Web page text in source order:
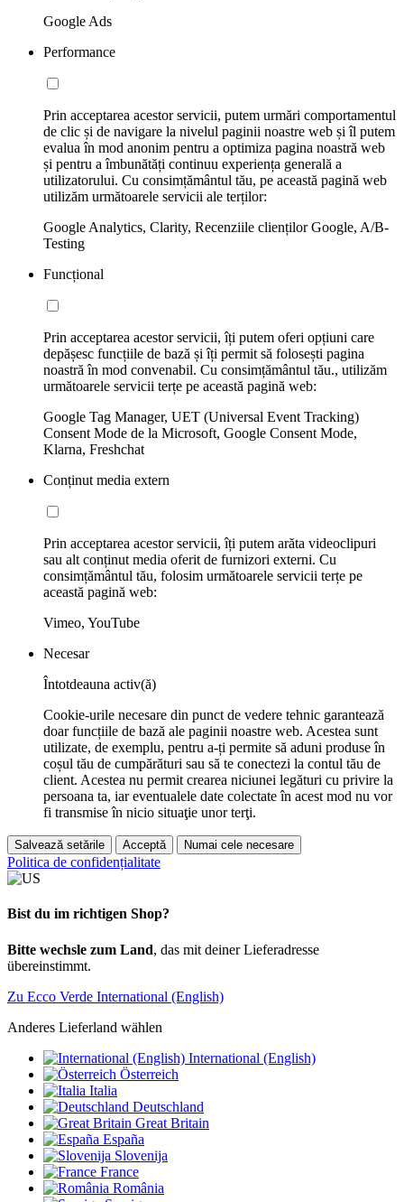
Google Ads
Performance
Prin acceptarea acestor servicii, putem urmări comportamentul
de clic și de navigare la nivelul paginii noastre web și îl putem
evalua în mod anonim pentru a optimiza pagina noastră web
și pentru a îmbunătăți continuu experiența generală a
utilizatorului. Cu consimțământul tău, pe această pagină web
utilizăm următoarele servicii ale terților:
Google Analytics, Clarity, Recenziile clienților Google, A/B-
Testing
Funcțional
Prin acceptarea acestor servicii, îți putem oferi opțiuni care
depășesc funcțiile de bază și îți permit să folosești pagina
noastră în mod convenabil. Cu consimțământul tău., utilizăm
următoarele servicii terțe pe această pagină web:
Google Tag Manager, UET (Universal Event Tracking)
Consent Mode de la Microsoft, Google Consent Mode,
Klarna, Freshchat
Conținut media extern
Prin acceptarea acestor servicii, îți putem arăta videoclipuri
sau alt conținut media oferit de furnizori externi. Cu
consimțământul tău, folosim următoarele servicii terțe pe
această pagină web:
Vimeo, YouTube
Necesar
Întotdeauna activ(ă)
Cookie-urile necesare din punct de vedere tehnic garantează
doar funcțiile de bază ale paginii noastre web. Acestea sunt
utilizate, de exemplu, pentru a-ți permite să aduni produse în
coșul tău de cumpărături sau să te conectezi la contul tău de
client. Acestea nu permit crearea niciunei legături cu privire la
persoana ta, iar eventualele date colectate în acest mod nu vor
fi transmise în nicio situaţie unor terţi.
Salvează setările Acceptă Numai cele necesare
Politica de confidențialitate
Bist du im richtigen Shop?
Bitte wechsle zum Land, das mit deiner Lieferadresse
übereinstimmt.
Zu Ecco Verde International (English)
Anderes Lieferland wählen
International (English)
Österreich
Italia
Deutschland
Great Britain
España
Slovenija
France
România